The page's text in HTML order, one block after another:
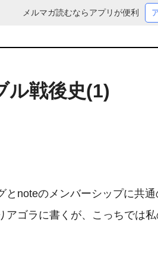
メルマガ読むならアプリが便利
ル戦後史(1)
とnoteのメンバーシップに共
アゴラに書くが、こっちでは